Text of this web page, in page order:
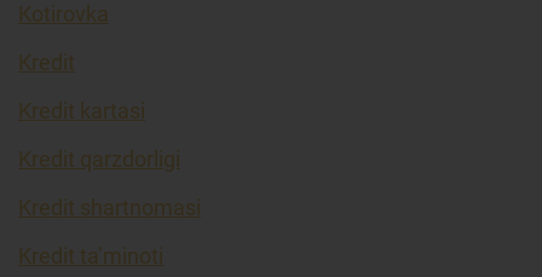
Kotirovka
Kredit
Kredit kartasi
Kredit qarzdorligi
Kredit shartnomasi
Kredit ta’minoti